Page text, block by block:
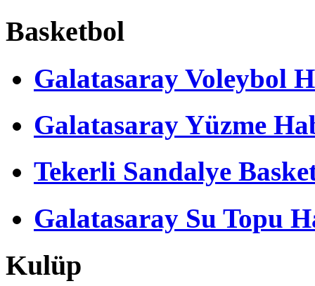
Basketbol
Galatasaray Voleybol
Galatasaray Yüzme
Tekerli Sandalye
Galatasaray Su Topu
Kulüp